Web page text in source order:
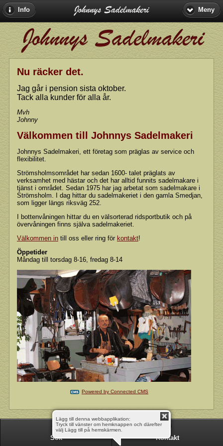
Info Meny
Nu räcker det.
Jag går i pension sista oktober.
Tack alla kunder för alla år.
Mvh
Johnny
Välkommen till Johnnys Sadelmakeri
Johnnys Sadelmakeri, ett företag som präglas av service och
flexibilitet.
Strömsholmsområdet har sedan 1600- talet präglats av
verksamhet med hästar och det har alltid funnits sadelmakare i
tjänst i området. Sedan 1975 har jag arbetat som sadelmakare i
Strömsholm. I dag hittar du sadelmakeriet i den gamla Smedjan,
som ligger längs riksväg 252.
I bottenvåningen hittar du en välsorterad ridsportbutik och på
övervåningen finns själva sadelmakeriet.
Välkommen intill oss eller ring för kontakt!
Öppetider
Måndag till torsdag 8-16, fredag 8-14
Powered by Connected CMS
Sök Kontakt
Lägg till denna webbapplikation:
Tryck till vänster om hemknappen och därefter
välj Lägg till på hemskärmen.